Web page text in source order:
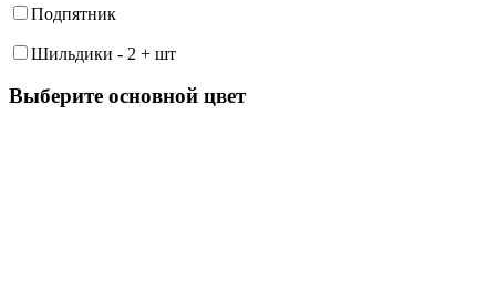
Подпятник
Шильдики - 2 + шт
Выберите oсновной цвет